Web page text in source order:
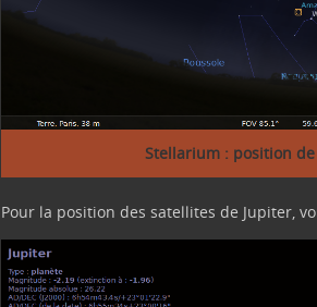
Stellarium : position de
Pour la position des satellites de Jupiter,